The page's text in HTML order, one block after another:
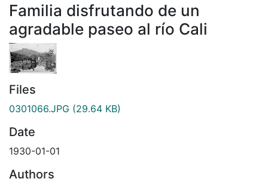
Familia disfrutando de un
agradable paseo al río Cali
Files
0301066.JPG (29.64 KB)
Date
1930-01-01
Authors